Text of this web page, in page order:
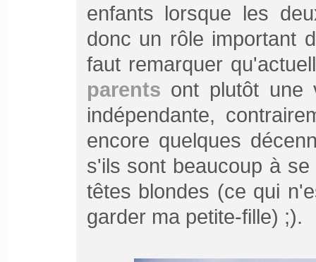
enfants lorsque les
donc un rôle important
faut remarquer
parents ont plutôt une
indépendante,
encore quelques
s'ils sont beaucoup à
têtes blondes (ce qui
garder ma petite-fille) ;).